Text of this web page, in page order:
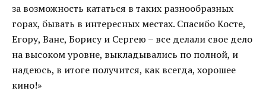
за возможность кататься в таких разнообразных
горах, бывать в интересных местах. Спасибо Косте,
Егору, Ване, Борису и Сергею – все делали свое дело
на высоком уровне, выкладывались по полной, и
надеюсь, в итоге получится, как всегда, хорошее
кино!»